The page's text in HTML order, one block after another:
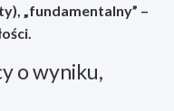
„fundamentalny” –
o wyniku,